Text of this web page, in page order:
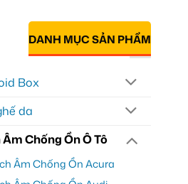
DANH MỤC SẢN PHẨM
Box
da
Chống Ồn Ô Tô
Âm Chống Ồn Acura